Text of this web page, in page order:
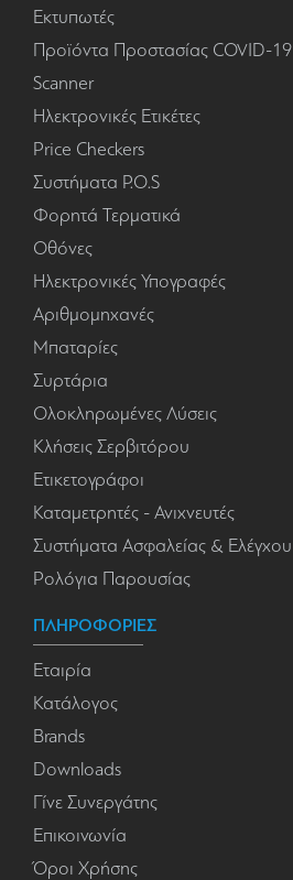
Εκτυπωτές
Προϊόντα Προστασίας COVID-19
Scanner
Ηλεκτρονικές Ετικέτες
Price Checkers
Συστήματα P.O.S
Φορητά Τερματικά
Οθόνες
Ηλεκτρονικές Υπογραφές
Αριθμομηχανές
Μπαταρίες
Συρτάρια
Ολοκληρωμένες Λύσεις
Κλήσεις Σερβιτόρου
Ετικετογράφοι
Καταμετρητές - Ανιχνευτές
Συστήματα Ασφαλείας & Ελέγχου
Ρολόγια Παρουσίας
ΠΛΗΡΟΦΟΡΙΕΣ
Εταιρία
Κατάλογος
Brands
Downloads
Γίνε Συνεργάτης
Επικοινωνία
Όροι Χρήσης